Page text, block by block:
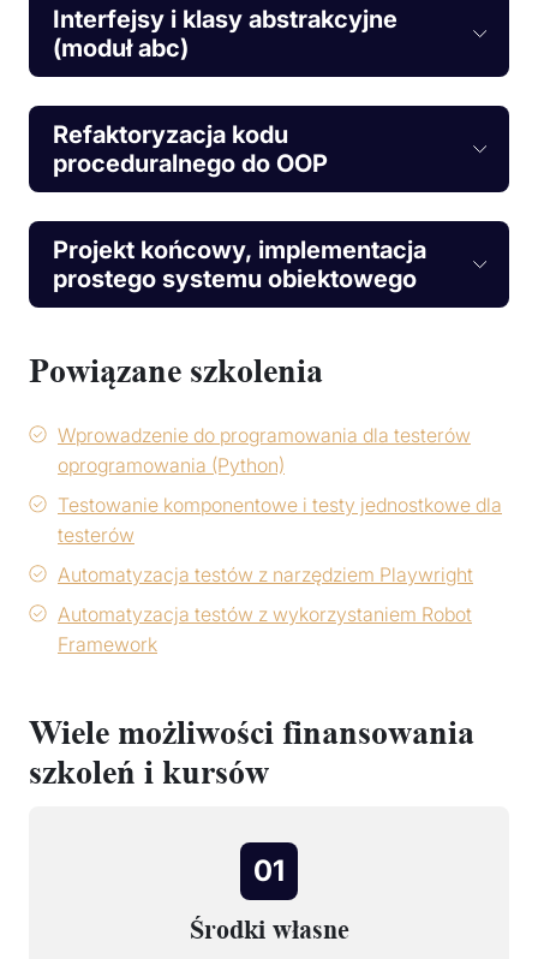
Interfejsy i klasy abstrakcyjne
(moduł abc)
Refaktoryzacja kodu
proceduralnego do OOP
Projekt końcowy, implementacja
prostego systemu obiektowego
Powiązane szkolenia
Wprowadzenie do programowania dla testerów
oprogramowania (Python)
Testowanie komponentowe i testy jednostkowe dla
testerów
Automatyzacja testów z narzędziem Playwright
Automatyzacja testów z wykorzystaniem Robot
Framework
Wiele możliwości finansowania
szkoleń i kursów
01
Środki własne